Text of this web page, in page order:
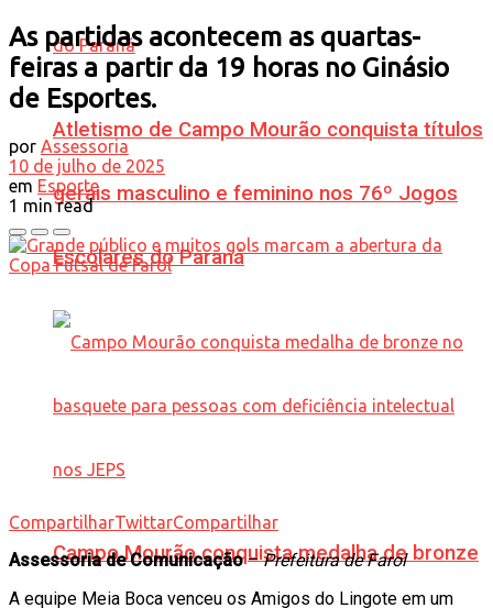
Atletismo de Campo Mourão conquista títulos
gerais masculino e feminino nos 76º Jogos
Escolares do Paraná
Campo Mourão conquista medalha de bronze
As partidas acontecem as quartas-
feiras a partir da 19 horas no Ginásio
de Esportes.
por Assessoria
10 de julho de 2025
em Esporte
1 min read
CompartilharTwittarCompartilhar
Assessoria de Comunicação–Prefeitura de Farol
A equipe Meia Boca venceu os Amigos do Lingote em um